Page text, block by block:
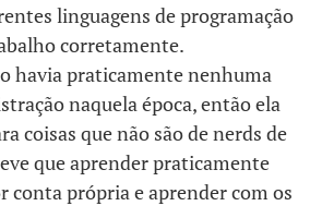
linguagens de programação
corretamente.
havia praticamente nenhuma
naquela época, então ela
coisas que não são de nerds de
que aprender praticamente
conta própria e aprender com os